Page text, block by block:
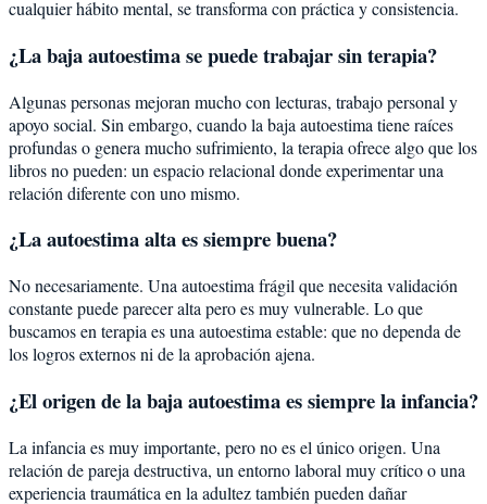
cualquier hábito mental, se transforma con práctica y consistencia.
¿La baja autoestima se puede trabajar sin terapia?
Algunas personas mejoran mucho con lecturas, trabajo personal y
apoyo social. Sin embargo, cuando la baja autoestima tiene raíces
profundas o genera mucho sufrimiento, la terapia ofrece algo que los
libros no pueden: un espacio relacional donde experimentar una
relación diferente con uno mismo.
¿La autoestima alta es siempre buena?
No necesariamente. Una autoestima frágil que necesita validación
constante puede parecer alta pero es muy vulnerable. Lo que
buscamos en terapia es una autoestima estable: que no dependa de
los logros externos ni de la aprobación ajena.
¿El origen de la baja autoestima es siempre la infancia?
La infancia es muy importante, pero no es el único origen. Una
relación de pareja destructiva, un entorno laboral muy crítico o una
experiencia traumática en la adultez también pueden dañar